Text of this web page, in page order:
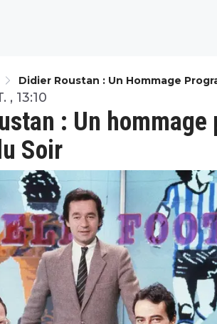
Didier Roustan : Un Hommage
: Un
Soir
, 13:10